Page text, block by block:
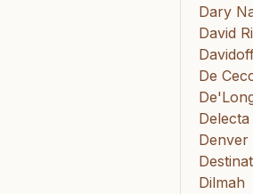
Dary
David
De
Delecta
Denver
Dilmah